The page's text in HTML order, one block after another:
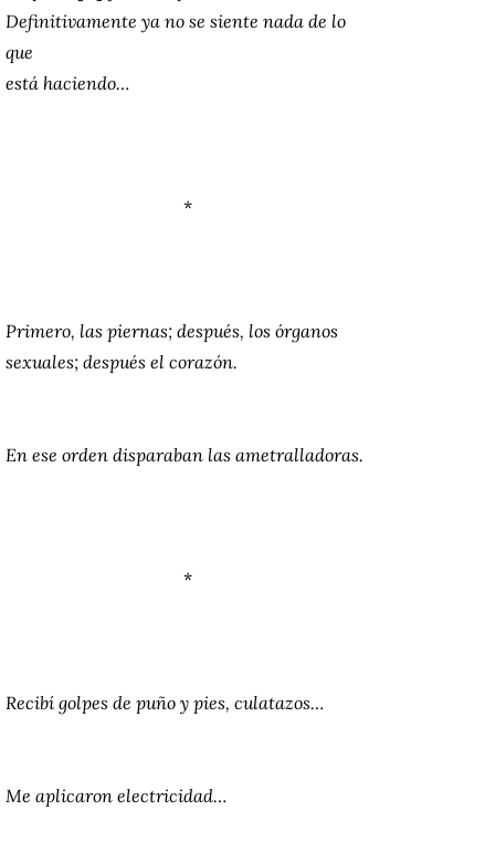
Definitivamente ya no se siente nada de lo
que
está haciendo…
*
Primero, las piernas; después, los órganos
sexuales; después el corazón.
En ese orden disparaban las ametralladoras.
*
Recibí golpes de puño y pies, culatazos…
Me aplicaron electricidad…